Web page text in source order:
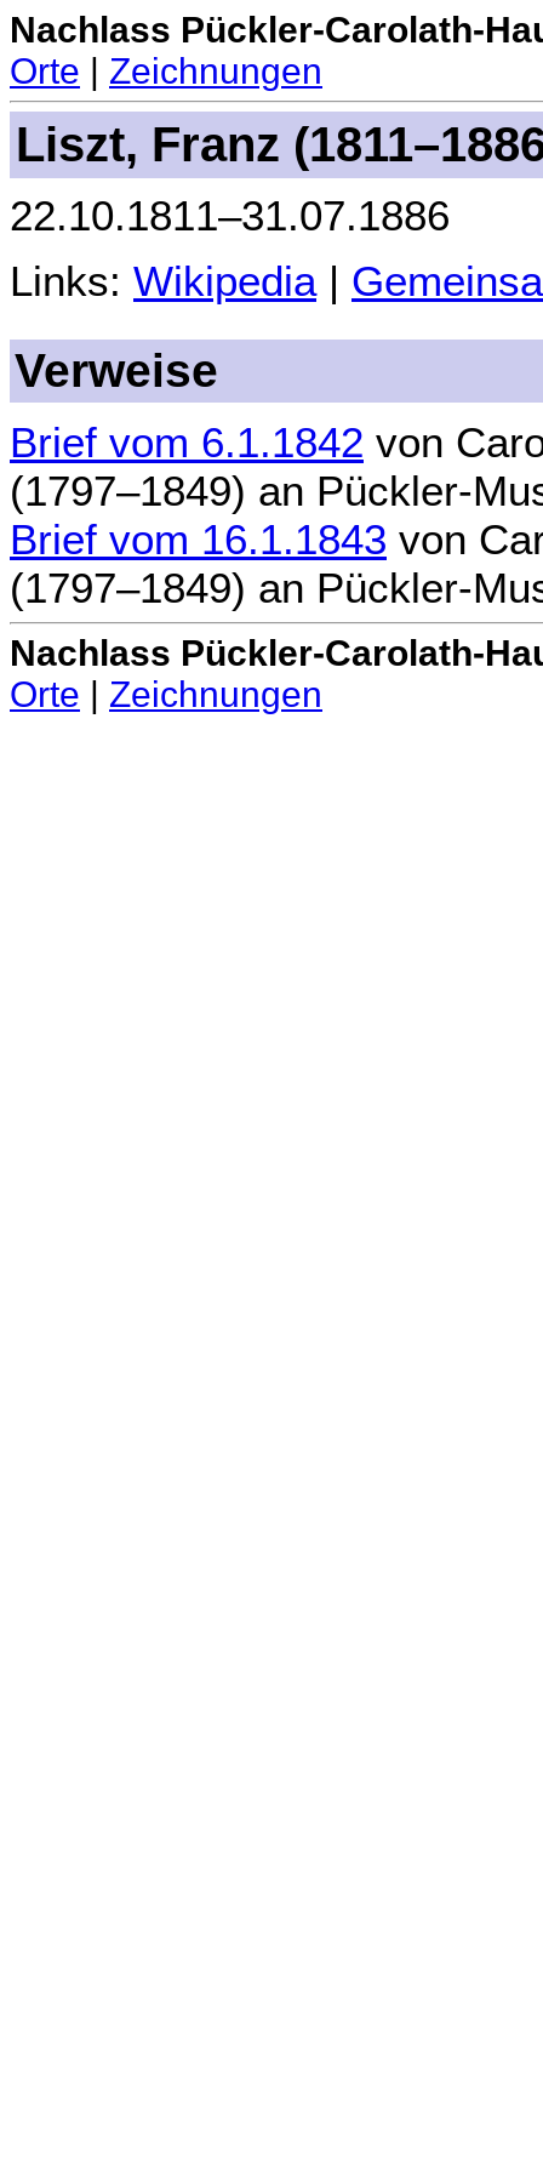
Nachlass Pückler-Carolath-
Orte | Zeichnungen
Liszt, Franz
22.10.1811–31.07.1886
Links: Wikipedia|
Verweise
Brief vom 6.1.1842 von
(1797–1849) an Pückler-
Brief vom 16.1.1843 von
(1797–1849) an Pückler-
Nachlass Pückler-Carolath-
Orte | Zeichnungen